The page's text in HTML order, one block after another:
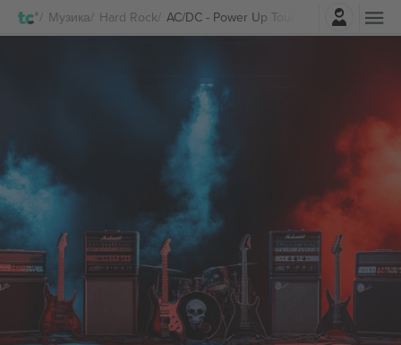
Музика Hard Rock AC/DC - Power Up Tour Билети
Најави се